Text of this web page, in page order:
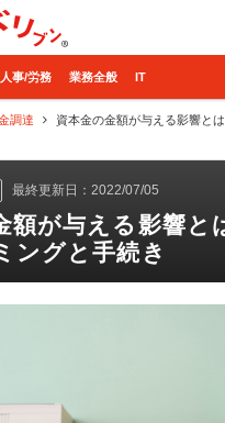
人事/労務 業務全般 IT
調達
資本金の金額が与える影響と
最終更新日：2022/07/05
額が与える影響と
ングと手続き